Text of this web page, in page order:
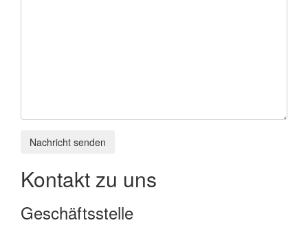
Bitte nicht ausfüllen.
Nachricht senden
Kontakt zu uns
Geschäftsstelle